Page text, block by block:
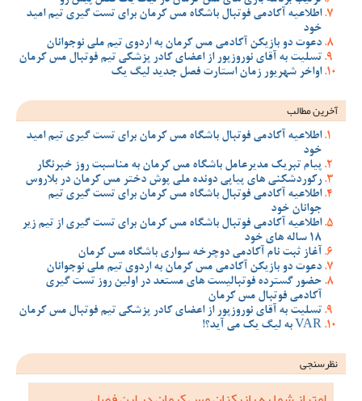
اطلاعیه آکادمی فوتبال باشگاه مس کرمان برای تست گیری تیم امید
خود
دعوت دو بازیکن آکادمی مس کرمان به اردوی تیم ملی نوجوانان
تسلیت به آقای نوروزپور از اعضای کادر پزشکی تیم فوتبال مس کرمان
اواخر شهریور زمان استارت فصل جدید لیگ یک
آخرین مطالب
اطلاعیه آکادمی فوتبال باشگاه مس کرمان برای تست گیری تیم امید
خود
پیام تبریک مدیرعامل باشگاه مس کرمان به مناسبت روز خبرنگار
رکوردشکنی های پیاپی دونده ملی پوش دختر مس کرمان در بلاروس
اطلاعیه آکادمی فوتبال باشگاه مس کرمان برای تست گیری تیم
جوانان خود
اطلاعیه آکادمی فوتبال باشگاه مس کرمان برای تست گیری از تیم زیر
18 ساله های خود
آغاز ثبت نام آکادمی دوچرخه سواری باشگاه مس کرمان
دعوت دو بازیکن آکادمی مس کرمان به اردوی تیم ملی نوجوانان
حضور گسترده فوتبالیست های مستعد در اولین روز تست گیری
آکادمی فوتبال مس کرمان
تسلیت به آقای نوروزپور از اعضای کادر پزشکی تیم فوتبال مس کرمان
VAR به لیگ یک می آید؟!
نظرسنجی